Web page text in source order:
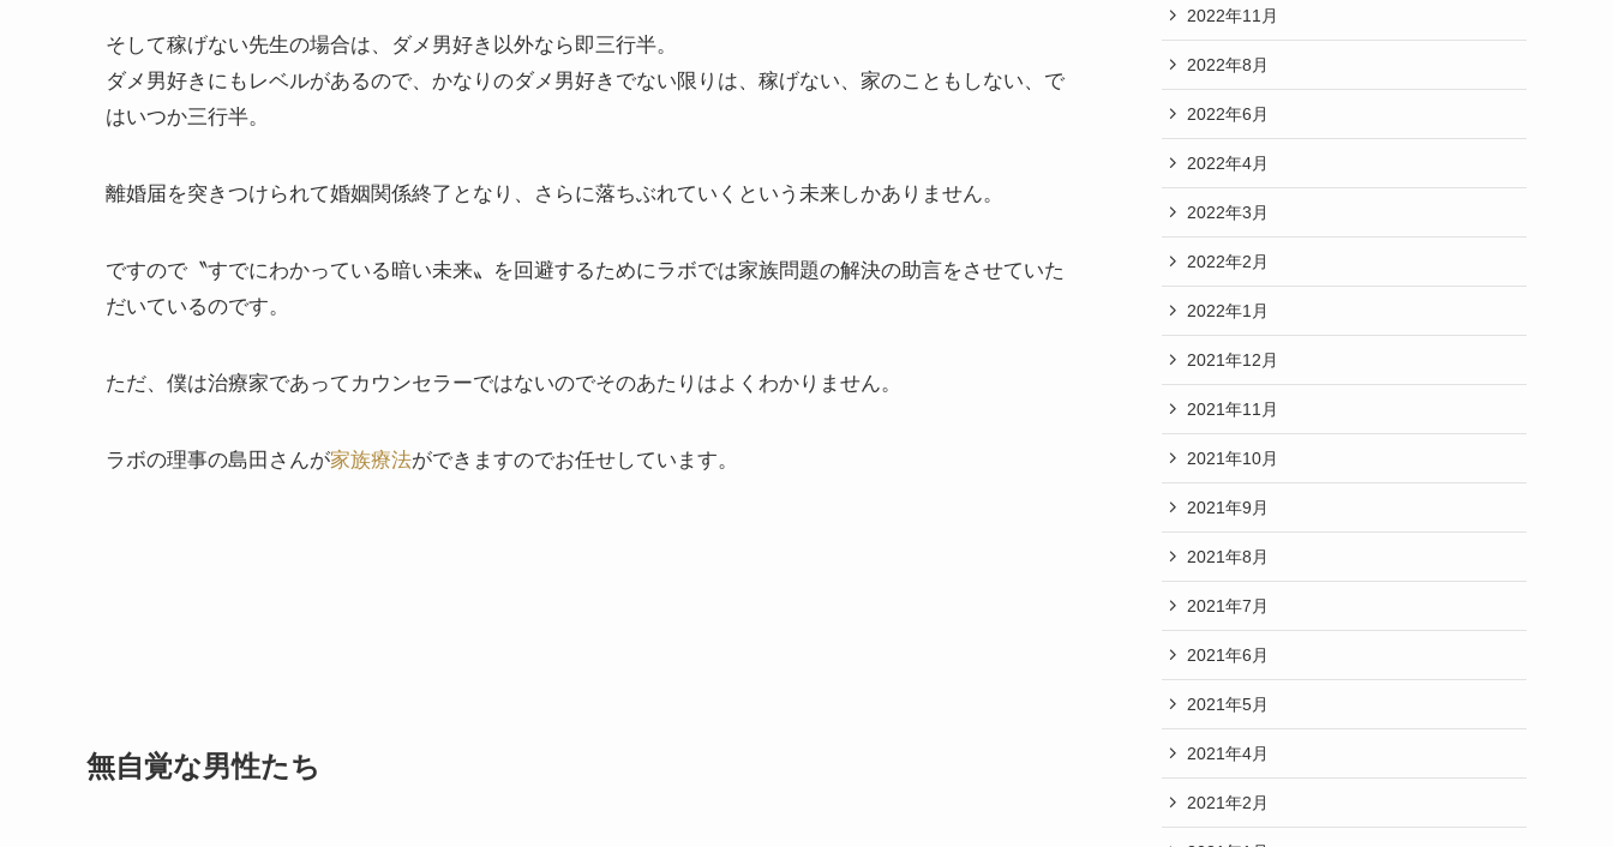
そして稼げない先生の場合は、ダメ男好き以外なら即三行半。
ダメ男好きにもレベルがあるので、かなりのダメ男好きでない限りは、稼げない、家のこともしない、で
はいつか三行半。
離婚届を突きつけられて婚姻関係終了となり、さらに落ちぶれていくという未来しかありません。
ですので〝すでにわかっている暗い未来〟を回避するためにラボでは家族問題の解決の助言をさせていた
だいているのです。
ただ、僕は治療家であってカウンセラーではないのでそのあたりはよくわかりません。
ラボの理事の島田さんが家族療法ができますのでお任せしています。
無自覚な男性たち
2022年11月
2022年8月
2022年6月
2022年4月
2022年3月
2022年2月
2022年1月
2021年12月
2021年11月
2021年10月
2021年9月
2021年8月
2021年7月
2021年6月
2021年5月
2021年4月
2021年2月